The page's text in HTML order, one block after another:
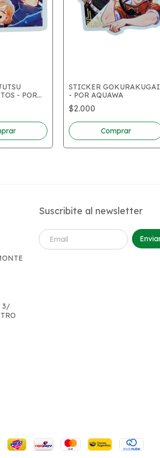
- POR
STICKER GOKURAKUGAI
- POR AQUAWA
$2.000
3/
Suscribite al newsletter